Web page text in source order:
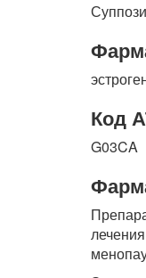
Код
G03CA